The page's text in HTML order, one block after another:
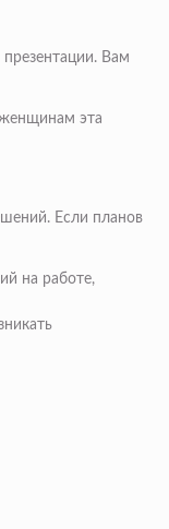
Вам
эта
Если планов
на работе,